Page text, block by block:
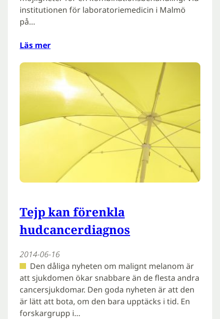
institutionen för laboratoriemedicin i Malmö
på…
Läs mer
Tejp kan förenkla
hudcancerdiagnos
2014-06-16
Den dåliga nyheten om malignt melanom är
att sjukdomen ökar snabbare än de flesta andra
cancersjukdomar. Den goda nyheten är att den
är lätt att bota, om den bara upptäcks i tid. En
forskargrupp i…